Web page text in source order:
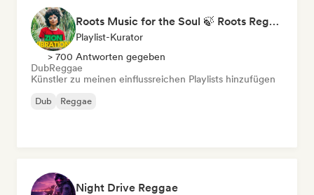
Roots Music for the Soul 🍃 Roots Reggae, Dub & Dancehall
Playlist-Kurator
> 700 Antworten gegeben
DubReggae
Künstler zu meinen einflussreichen Playlists hinzufügen
Dub Reggae
Night Drive Reggae